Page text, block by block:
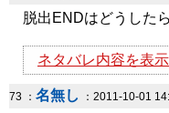
脱出ENDはどうした
ネタバレ内容を表示
73 ： 名無し ：2011-10-01